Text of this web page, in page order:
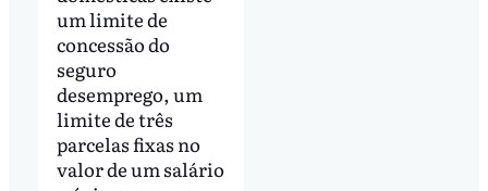
um limite de
concessão do
seguro
desemprego, um
limite de três
parcelas fixas no
valor de um salário